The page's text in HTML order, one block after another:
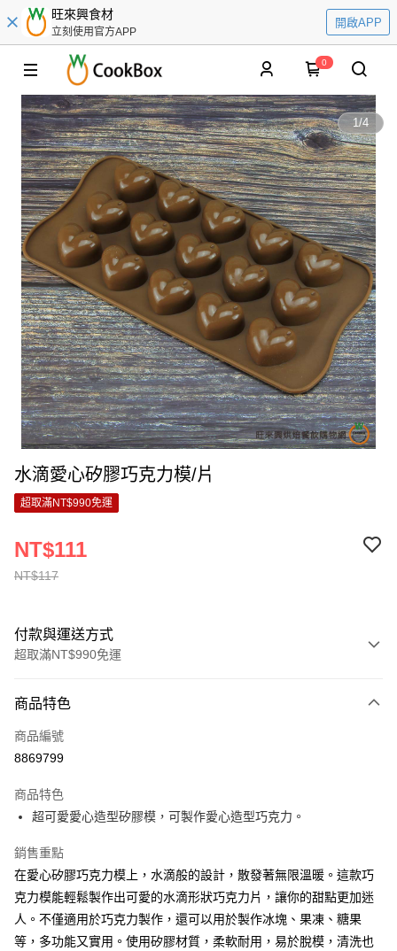
旺來興食材
立刻使用官方APP
開啟APP
0
1/4
水滴愛心矽膠巧克力模/片
超取滿NT$990免運
NT$117
NT$111
付款與運送方式
超取滿NT$990免運
信用卡一次付款
超商取貨付款
Apple Pay
街口支付
悠遊付
全盈+PAY
AFTEE先享後付
商品特色
商品編號
8869799
商品特色
超可愛愛心造型矽膠模，可製作愛心造型巧克力。
銷售重點
在愛心矽膠巧克力模上，水滴般的設計，散發著無限溫暖。這款巧
克力模能輕鬆製作出可愛的水滴形狀巧克力片，讓你的甜點更加迷
人。不僅適用於巧克力製作，還可以用於製作冰塊、果凍、糖果
等，多功能又實用。使用矽膠材質，柔軟耐用，易於脫模，清洗也